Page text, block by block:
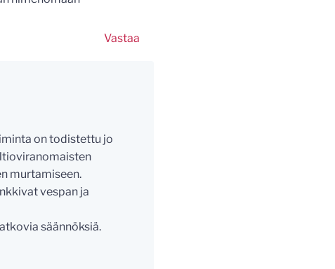
Vastaa
on todistettu jo
murtamiseen.
vespan ja
säännöksiä.